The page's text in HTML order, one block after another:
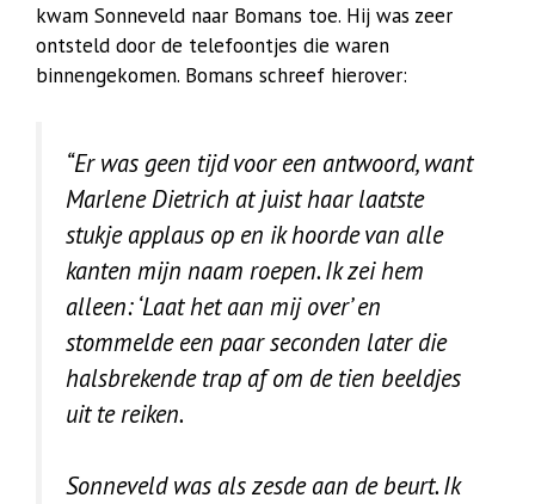
kwam Sonneveld naar Bomans toe. Hij was zeer
ontsteld door de telefoontjes die waren
binnengekomen. Bomans schreef hierover:
“Er was geen tijd voor een antwoord, want
Marlene Dietrich at juist haar laatste
stukje applaus op en ik hoorde van alle
kanten mijn naam roepen. Ik zei hem
alleen: ‘Laat het aan mij over’ en
stommelde een paar seconden later die
halsbrekende trap af om de tien beeldjes
uit te reiken.
Sonneveld was als zesde aan de beurt. Ik